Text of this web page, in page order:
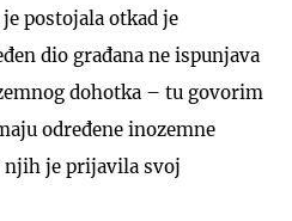
postojala otkad je
dio građana ne ispunjava
dohotka – tu govorim
određene inozemne
njih je prijavila svoj